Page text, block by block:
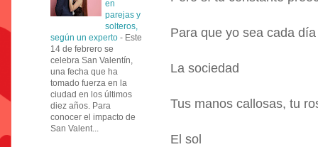
Para que yo sea cada
La sociedad
Tus manos callosas, tu
El sol
en
parejas y
solteros,
según un experto - Este
14 de febrero se
celebra San Valentín,
una fecha que ha
tomado fuerza en la
ciudad en los últimos
diez años. Para
conocer el impacto de
San Valent...